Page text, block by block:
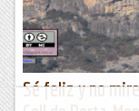
Lo gall
Sé feliz y no